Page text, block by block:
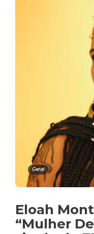
Geral
Eloah
“Mulher